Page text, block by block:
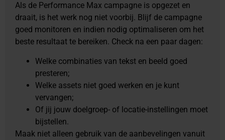
Als de Performance Max campagne is opgezet en
draait, is het werk nog niet voorbij. Blijf de campagne
goed monitoren en indien nodig optimaliseren om het
beste resultaat te bereiken. Check na een paar dagen:
Welke combinaties van tekst en beeld goed
presteren;
Welke assets niet goed werken en je kunt
vervangen;
Of jij jouw doelgroep- of locatie-instellingen moet
bijstellen.
Maak niet alleen gebruik van de aanbevelingen vanuit